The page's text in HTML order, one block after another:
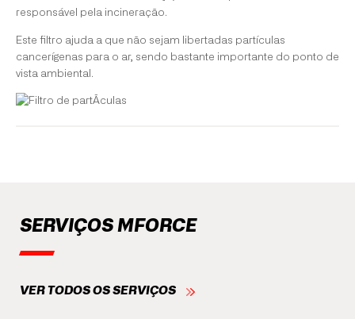
responsável pela incineração.
Este filtro ajuda a que não sejam libertadas partículas
cancerígenas para o ar, sendo bastante importante do ponto de
vista ambiental.
SERVIÇOS MFORCE
VER TODOS OS SERVIÇOS